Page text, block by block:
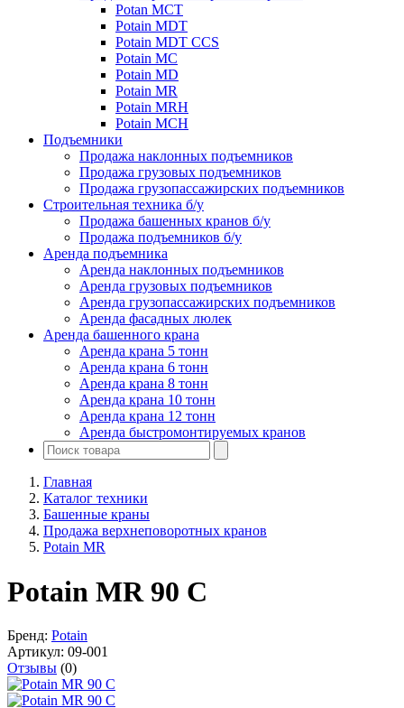
Potan MCT
Potain MDT
Potain MDT CCS
Potain MC
Potain MD
Potain MR
Potain MRH
Potain MCH
Подъемники
Продажа наклонных подъемников
Продажа грузовых подъемников
Продажа грузопассажирских подъемников
Строительная техника б/у
Продажа башенных кранов б/у
Продажа подъемников б/у
Аренда подъемника
Аренда наклонных подъемников
Аренда грузовых подъемников
Аренда грузопассажирских подъемников
Аренда фасадных люлек
Аренда башенного крана
Аренда крана 5 тонн
Аренда крана 6 тонн
Аренда крана 8 тонн
Аренда крана 10 тонн
Аренда крана 12 тонн
Аренда быстромонтируемых кранов
Главная
Каталог техники
Башенные краны
Продажа верхнеповоротных кранов
Potain MR
Potain MR 90 C
Бренд: Potain
Артикул: 09-001
Отзывы (0)